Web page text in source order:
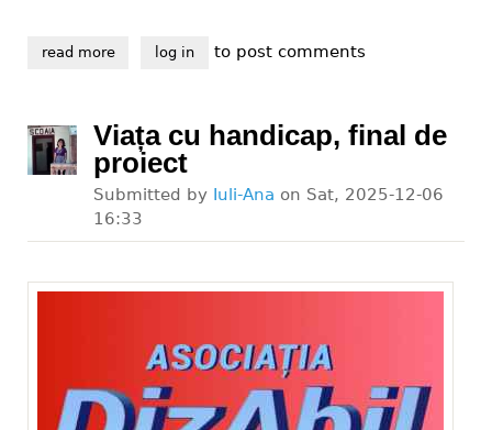
read moreabout sponsorizează fără nici un cost, prin
log in to post comments
Viața cu handicap, final de
proiect
Submitted by Iuli-Ana on Sat, 2025-12-06
16:33